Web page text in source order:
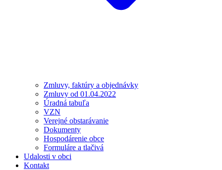
Zmluvy, faktúry a objednávky
Zmluvy od 01.04.2022
Úradná tabuľa
VZN
Verejné obstarávanie
Dokumenty
Hospodárenie obce
Formuláre a tlačivá
Udalosti v obci
Kontakt